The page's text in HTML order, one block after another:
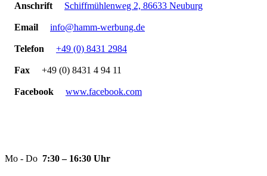
Anschrift Schiffmühlenweg 2, 86633 Neuburg
Email info@hamm-werbung.de
Telefon +49 (0) 8431 2984
Fax +49 (0) 8431 4 94 11
Facebook www.facebook.com
Mo - Do 7:30 – 16:30 Uhr